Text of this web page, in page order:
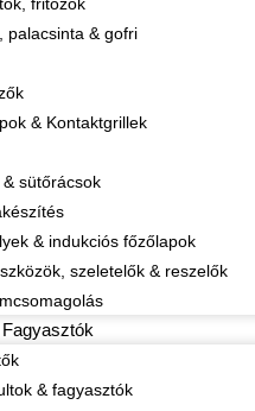
palacsinta & gofri
& Kontaktgrillek
& sütőrácsok
& indukciós főzőlapok
szeletelők & reszelők
& fagyasztók